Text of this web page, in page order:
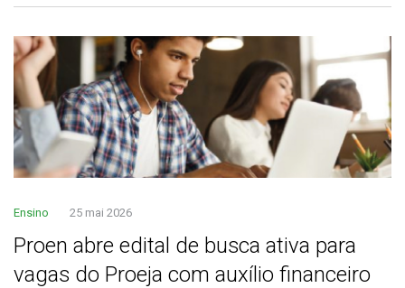
Ensino 25 mai 2026
Proen abre edital de busca ativa para
vagas do Proeja com auxílio financeiro